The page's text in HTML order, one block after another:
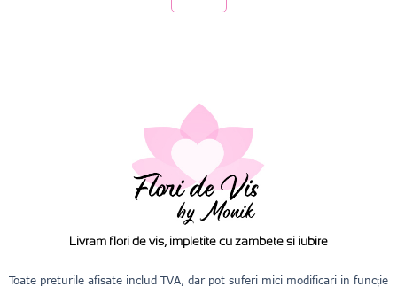
Livram flori de vis, impletite cu zambete si iubire
Toate preturile afisate includ TVA, dar pot suferi mici modificari in funcție